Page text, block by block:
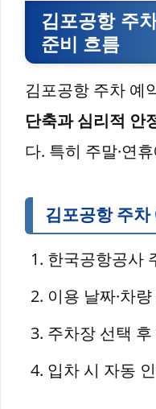
김포공항 주
준비 흐름
김포공항 주차 예
단축과 심리적 안
다. 특히 주말·연
김포공항 주차
한국공항공사
이용 날짜·차
주차장 선택
입차 시 자동